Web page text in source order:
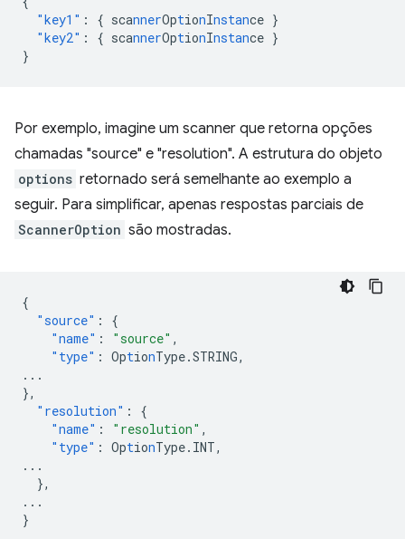
"key1" : { scannerOptionInstance }
"key2" : { scannerOptionInstance }
}
Por exemplo, imagine um scanner que retorna opções
chamadas "source" e "resolution". A estrutura do objeto
options retornado será semelhante ao exemplo a
seguir. Para simplificar, apenas respostas parciais de
ScannerOption são mostradas.
{
"source" :
{
"name" : "source" ,
"type" : OptionType.STRING,
...
},
"resolution" :
{
"name" : "resolution" ,
"type" : OptionType.INT,
...
},
...
}